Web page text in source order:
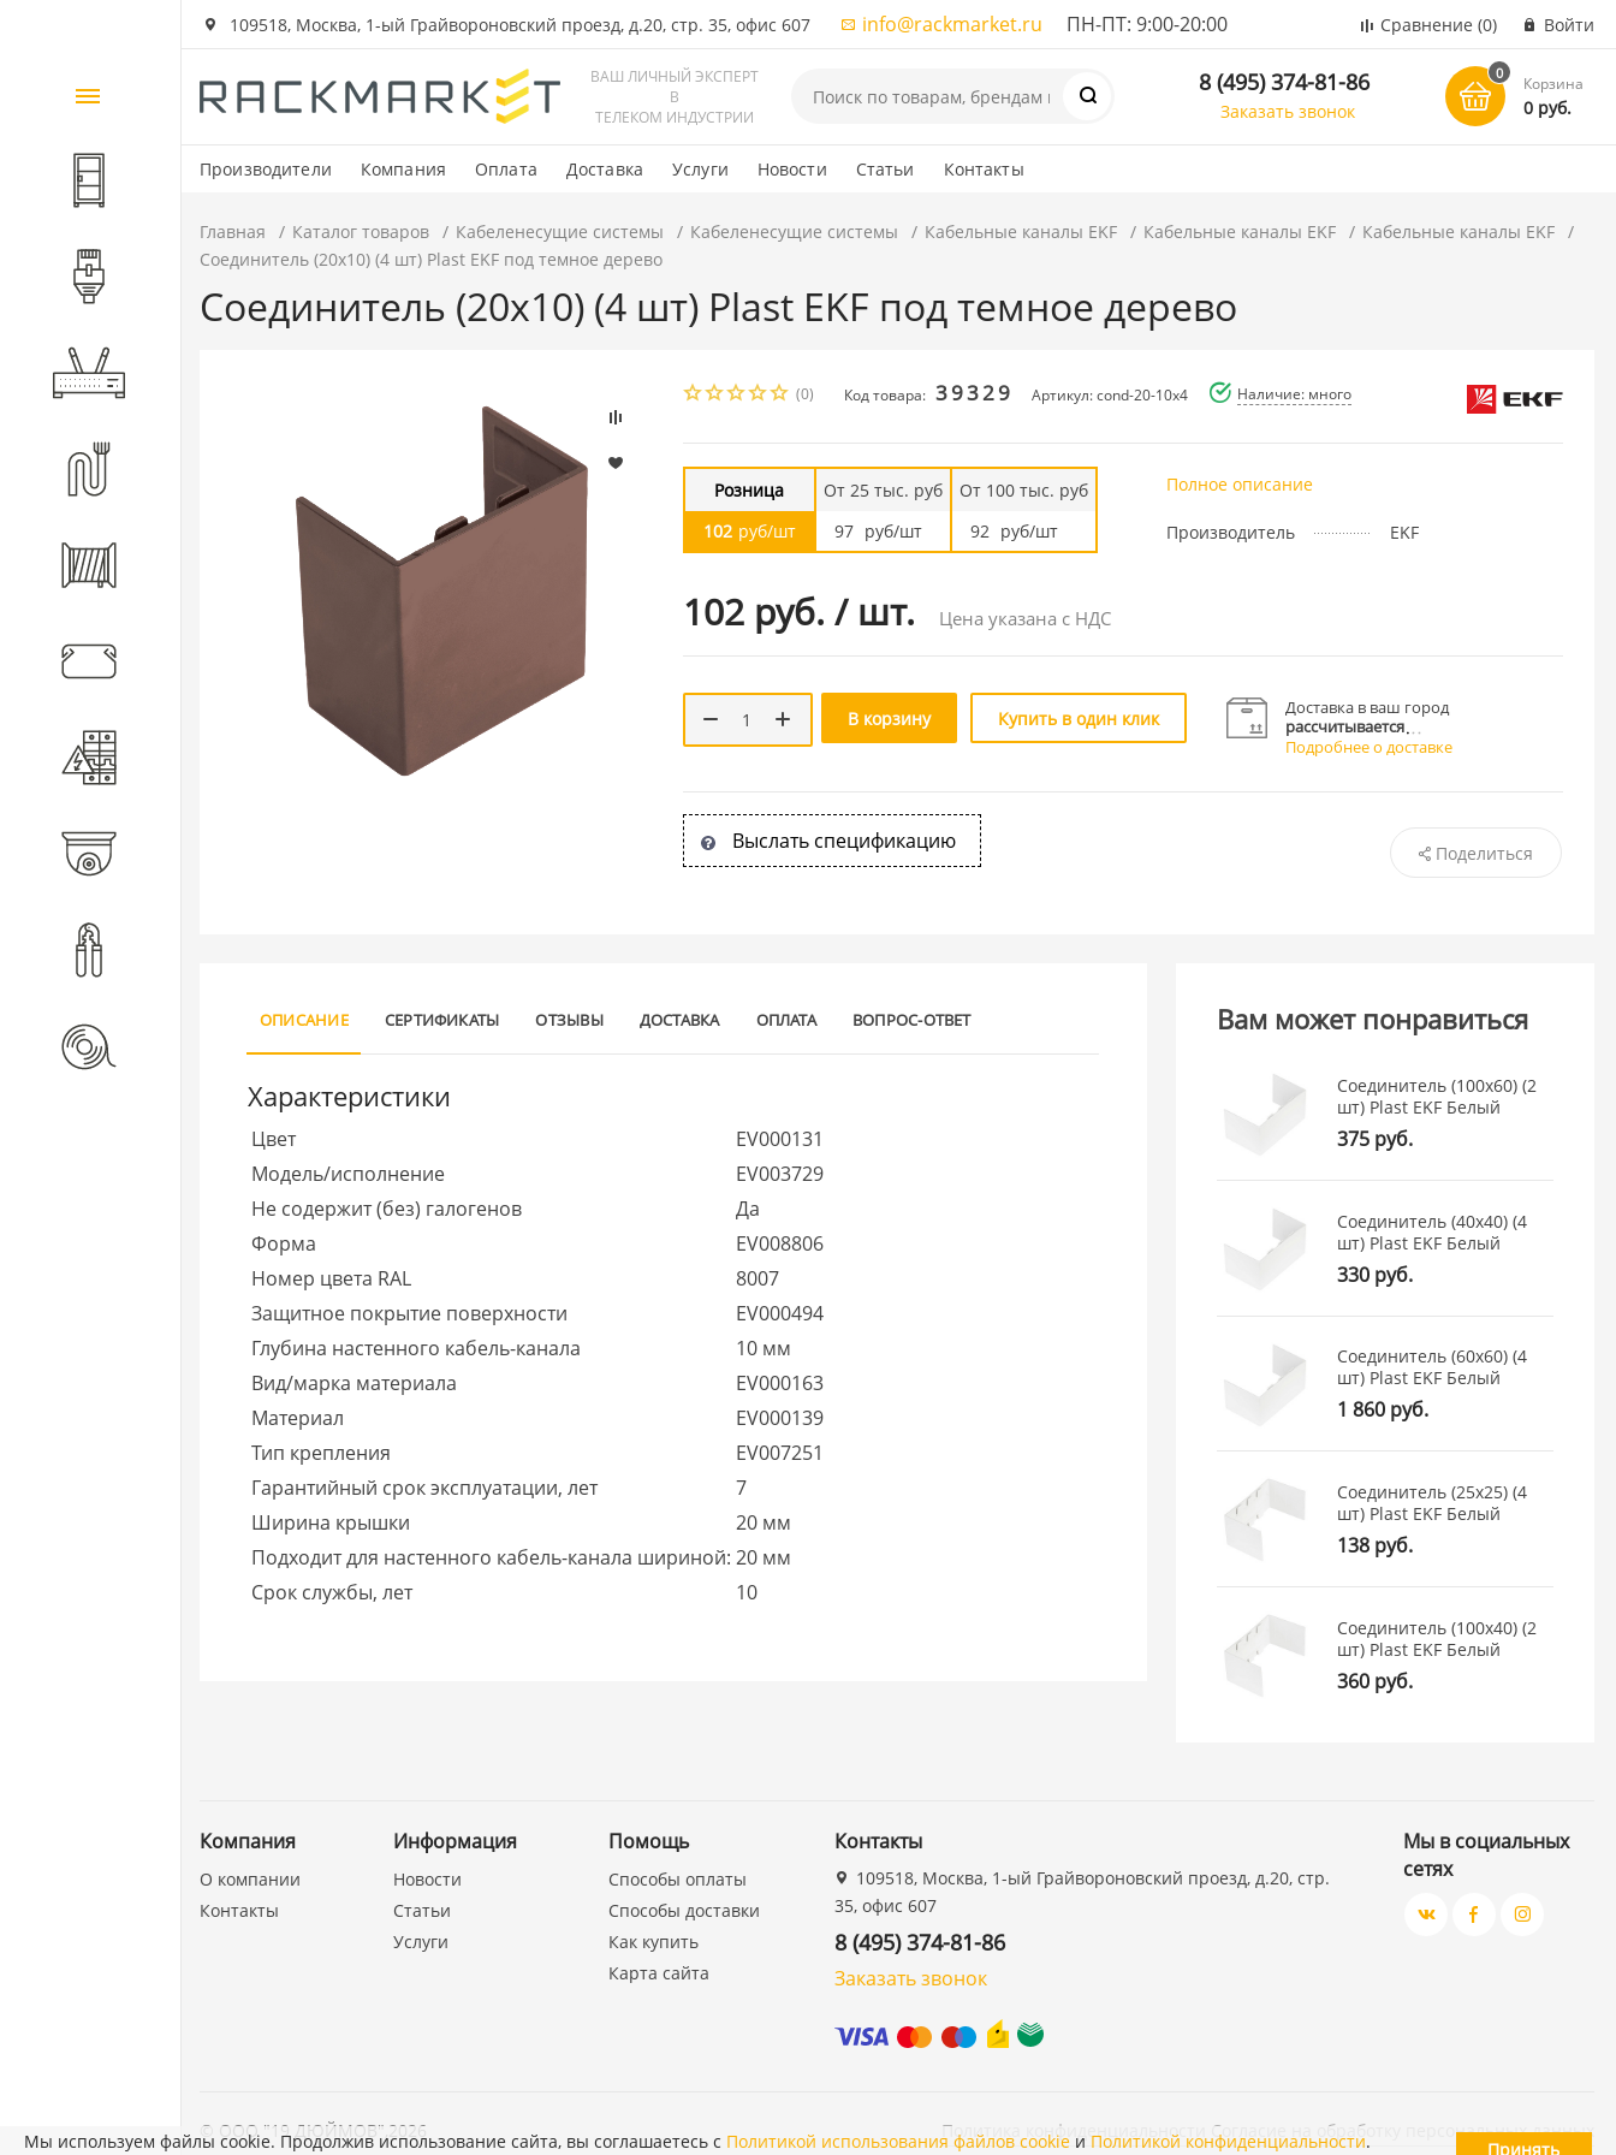
109518, Москва, 1-ый Грайвороновский проезд, д.20, стр. 35, офис 607 info@rackmarket.ru ПН-ПТ: 9:00-20:00 Сравнение (0) Войти
ВАШ ЛИЧНЫЙ ЭКСПЕРТ
В
ТЕЛЕКОМ ИНДУСТРИИ
8 (495) 374-81-86
Заказать звонок
0
Корзина
0 руб.
Производители Компания Оплата Доставка Услуги Новости Статьи Контакты
Каталог
товаров
Шкафы и стойки
Компоненты СКС
Кабеленесущие системы
Главная Каталог товаров Кабеленесущие системы Кабеленесущие системы Кабельные каналы EKF Кабельные каналы EKF
Кабельные каналы EKF
Соединитель (20х10) (4 шт) Plast EKF под темное дерево
Соединитель (20х10) (4 шт) Plast EKF под темное дерево
(0) Код товара: 39329 Артикул: cond-20-10x4 Наличие: много
Розница
102 руб/шт
От 25 тыс. руб
97 руб/шт
От 100 тыс. руб
92 руб/шт
102 руб. / шт. Цена указана с НДС
Полное описание
Производитель EKF
В корзину Купить в один клик
Доставка в ваш город
рассчитывается
Подробнее о доставке
Выслать спецификацию Поделиться
ОПИСАНИЕ СЕРТИФИКАТЫ ОТЗЫВЫ ДОСТАВКА ОПЛАТА ВОПРОС-ОТВЕТ
Характеристики
Цвет
EV000131
Модель/исполнение
EV003729
Не содержит (без) галогенов
Да
Форма
EV008806
Номер цвета RAL
8007
Защитное покрытие поверхности
EV000494
Глубина настенного кабель-канала
10 мм
Вид/марка материала
EV000163
Материал
EV000139
Тип крепления
EV007251
Гарантийный срок эксплуатации, лет
7
Ширина крышки
20 мм
Подходит для настенного кабель-канала шириной: 20 мм
Срок службы, лет
10
Вам может понравиться
Соединитель (100х60) (2
шт) Plast EKF Белый
375 руб.
Соединитель (40х40) (4
шт) Plast EKF Белый
330 руб.
Соединитель (60х60) (4
шт) Plast EKF Белый
1 860 руб.
Соединитель (25х25) (4
шт) Plast EKF Белый
138 руб.
Соединитель (100х40) (2
шт) Plast EKF Белый
360 руб.
Компания
О компании
Контакты
Информация
Новости
Статьи
Услуги
Помощь
Способы оплаты
Способы доставки
Как купить
Карта сайта
Контакты
109518, Москва, 1-ый Грайвороновский проезд, д.20, стр.
35, офис 607
8 (495) 374-81-86
Заказать звонок
Мы в социальных
сетях
© ООО "19 ДЮЙМОВ" 2026 Политика конфиденциальности Согласие на обработку персональных данных
Мы используем файлы cookie. Продолжив использование сайта, вы соглашаетесь с Политикой использования файлов cookie и Политикой конфиденциальности. Принять